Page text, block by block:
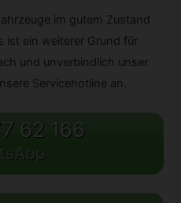
im gutem Zustand
ist ein weiterer Grund für
und unverbindlich unser
Servicehotline an.
62 166